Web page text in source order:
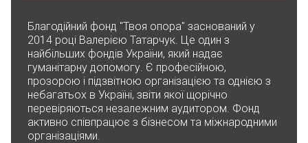
Благодійна допомога
03.06.2026 15:14
200₴
Алла Чеховска
03.06.2026 10:56
200₴
Благодійний фонд "Твоя опора" заснований у
2014 році Валерією Татарчук. Це один з
найбільших фондів України, який надає
гуманітарну допомогу. Є професійною,
прозорою і підзвітною організацією та однією з
небагатьох в Україні, звіти якої щорічно
перевіряються незалежним аудитором. Фонд
активно співпрацює з бізнесом та міжнародними
організаціями.